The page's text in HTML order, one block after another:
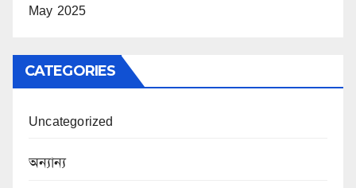
May 2025
CATEGORIES
Uncategorized
অন্যান্য